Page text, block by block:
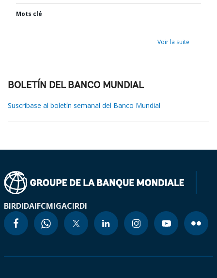
Mots clé
Voir la suite
BOLETÍN DEL BANCO MUNDIAL
Suscríbase al boletín semanal del Banco Mundial
BIRDIDAIFCMIGACIRDI